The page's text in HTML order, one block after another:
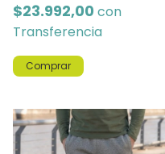
$23.992,00 con
Transferencia
Comprar